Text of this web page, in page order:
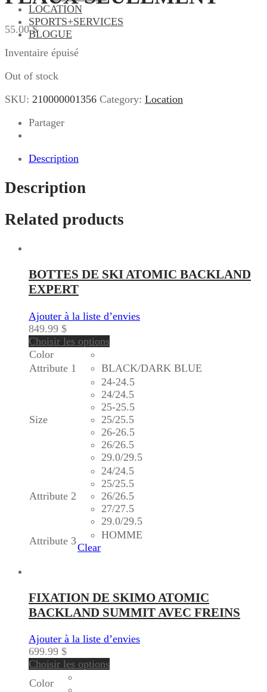
LOCATION
SPORTS+SERVICES
BLOGUE
55.00$
Inventaire épuisé
Out of stock
SKU: 210000001356 Category: Location
Partager
Description
Description
Related products
BOTTES DE SKI ATOMIC BACKLAND
EXPERT
Ajouter à la liste d’envies
849.99 $
Choisir les options
Color
Attribute 1
BLACK/DARK BLUE
Size
24-24.5
24/24.5
25-25.5
25/25.5
26-26.5
26/26.5
29.0/29.5
Attribute 2
24/24.5
25/25.5
26/26.5
27/27.5
29.0/29.5
Attribute 3
HOMME
Clear
FIXATION DE SKIMO ATOMIC
BACKLAND SUMMIT AVEC FREINS
Ajouter à la liste d’envies
699.99 $
Choisir les options
Color